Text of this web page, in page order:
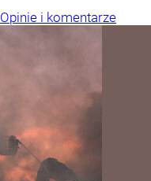
Opinie i komentarze